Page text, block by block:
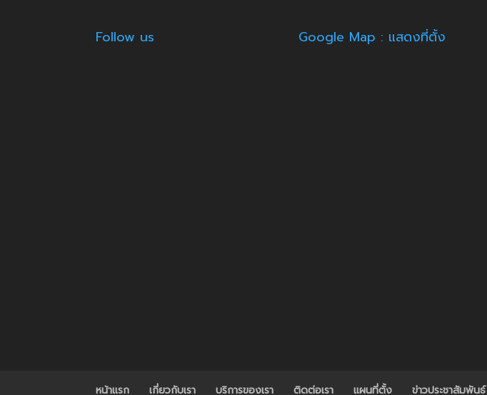
Follow us Google Map : แสดงที่ตั้ง
หน้าแรก เกี่ยวกับเรา บริการของเรา ติดต่อเรา แผนที่ตั้ง ข่าวประชาสัมพันธ์